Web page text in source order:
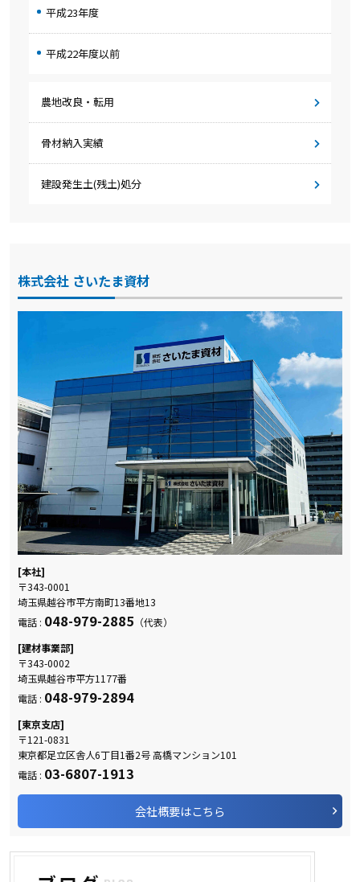
平成23年度
平成22年度以前
農地改良・転用
骨材納入実績
建設発生土(残土)処分
株式会社 さいたま資材
[本社]
〒343-0001
埼玉県越谷市平方南町13番地13
電話 : 048-979-2885 （代表）
[建材事業部]
〒343-0002
埼玉県越谷市平方1177番
電話 : 048-979-2894
[東京支店]
〒121-0831
東京都足立区舎人6丁目1番2号 高橋マンション101
電話 : 03-6807-1913
会社概要はこちら